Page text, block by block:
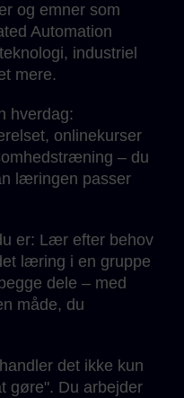
og emner som
Automation
industriel
mere.
hverdag:
onlinekurser
– du
læringen passer
er: Lær efter behov
læring i en gruppe
dele – med
måde, du
det ikke kun
gøre". Du arbejder